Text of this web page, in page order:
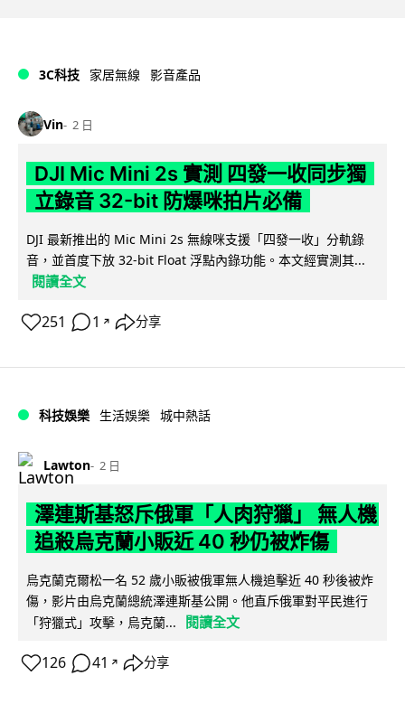
3C科技 家居無線 影音產品
Vin 2 日
DJI Mic Mini 2s 實測 四發一收同步獨
立錄音 32-bit 防爆咪拍片必備
DJI 最新推出的 Mic Mini 2s 無線咪支援「四發一收」分軌錄
音，並首度下放 32-bit Float 浮點內錄功能。本文經實測其...
閱讀全文
251 1 ↗ 分享
科技娛樂 生活娛樂 城中熱話
Lawton 2 日
澤連斯基怒斥俄軍「人肉狩獵」 無人機
追殺烏克蘭小販近 40 秒仍被炸傷
烏克蘭克爾松一名 52 歲小販被俄軍無人機追擊近 40 秒後被炸
傷，影片由烏克蘭總統澤連斯基公開。他直斥俄軍對平民進行
「狩獵式」攻擊，烏克蘭...
閱讀全文
126 41 ↗ 分享